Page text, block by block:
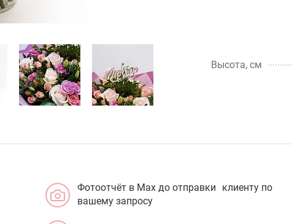
Высота, см
Фотоотчёт в Max до отправки клиенту по
вашему запросу